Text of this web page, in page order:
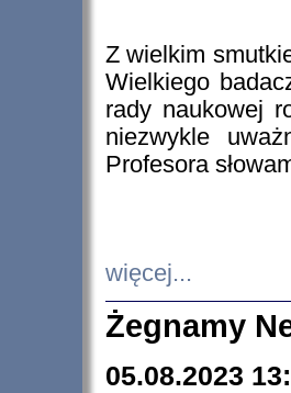
Z wielkim
Wielkiego
rady naukowej
niezwykle
Profesora
więcej...
Żegnamy
05.08.2023